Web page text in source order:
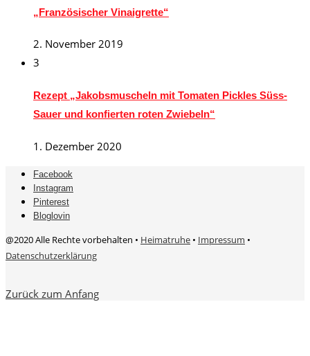
„Französischer Vinaigrette“
2. November 2019
3
Rezept „Jakobsmuscheln mit Tomaten Pickles Süss-
Sauer und konfierten roten Zwiebeln“
1. Dezember 2020
Facebook
Instagram
Pinterest
Bloglovin
@2020 Alle Rechte vorbehalten • Heimatruhe • Impressum •
Datenschutzerklärung
Zurück zum Anfang